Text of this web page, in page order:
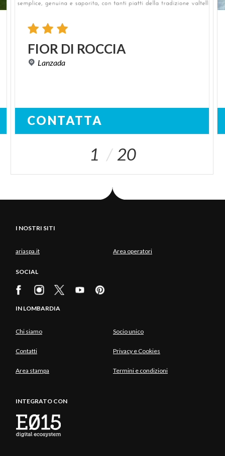
FIOR DI ROCCIA
Lanzada
CONTATTA
1 20
I NOSTRI SITI
ariaspa.it Area operatori
SOCIAL
IN LOMBARDIA
Chi siamo Socio unico
Contatti Privacy e Cookies
Area stampa Termini e condizioni
INTEGRATO CON